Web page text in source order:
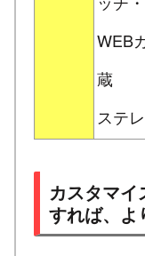
WEB
蔵
ステ
カスタマ
すれば、よ